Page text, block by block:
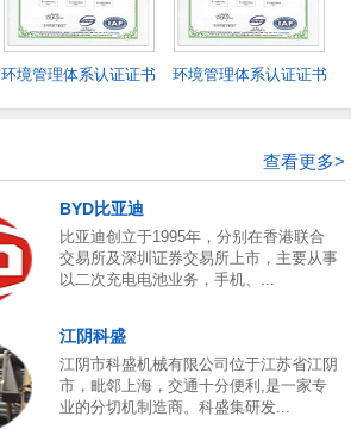
环境管理体系认证证书
环境管理体系认证证书
查看更多>
BYD比亚迪
比亚迪创立于1995年，分别在香港联合
交易所及深圳证券交易所上市，主要从事
以二次充电电池业务，手机、...
江阴科盛
江阴市科盛机械有限公司位于江苏省江阴
市，毗邻上海，交通十分便利,是一家专
业的分切机制造商。科盛集研发...